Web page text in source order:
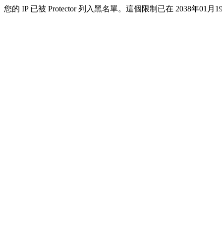
您的 IP 已被 Protector 列入黑名單。這個限制已在 2038年01月